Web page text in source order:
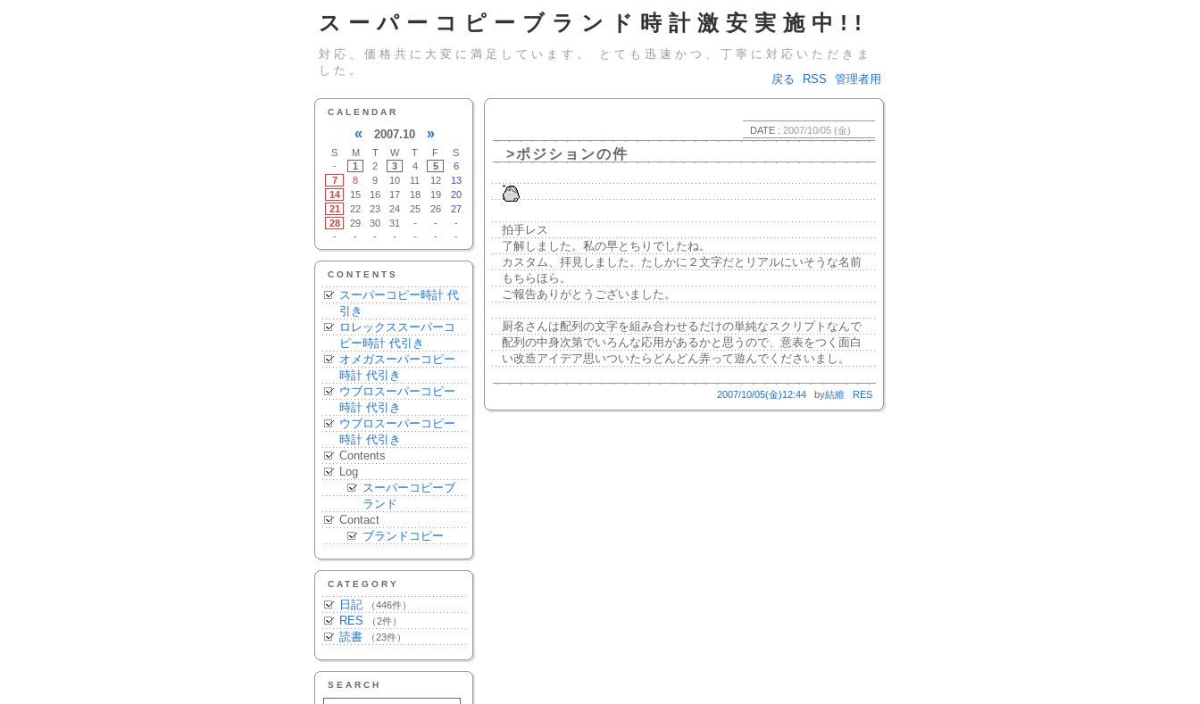
スーパーコピーブランド時計激安実施中!!
対応、価格共に大変に満足しています。 とても迅速かつ、丁寧に対応いただきま
した。
戻る RSS 管理者用
DATE : 2007/10/05 (金)
>ポジションの件
拍手レス
了解しました。私の早とちりでしたね。
カスタム、拝見しました。たしかに２文字だとリアルにいそうな名前
もちらほら。
ご報告ありがとうございました。
厨名さんは配列の文字を組み合わせるだけの単純なスクリプトなんで
配列の中身次第でいろんな応用があるかと思うので、意表をつく面白
い改造アイデア思いついたらどんどん弄って遊んでくださいまし。
2007/10/05(金)12:44 by結維 RES
CALENDAR
« 2007.10 »
S M T W T F
S
-
1 2 3 4 5
6
7
8 9 10 11 12
13
14
15 16 17 18 19
20
21
22 23 24 25 26
27
28
29 30 31 - -
-
-
- - - - - -
CONTENTS
スーパーコピー時計 代
引き
ロレックススーパーコ
ピー時計 代引き
オメガスーパーコピー
時計 代引き
ウブロスーパーコピー
時計 代引き
ウブロスーパーコピー
時計 代引き
Contents
Log
スーパーコピーブ
ランド
Contact
ブランドコピー
CATEGORY
日記 （446件）
RES （2件）
読書 （23件）
SEARCH